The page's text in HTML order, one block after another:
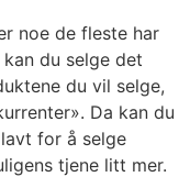
noe de fleste har
du selge det
du vil selge,
Da kan du
for å selge
tjene litt mer.